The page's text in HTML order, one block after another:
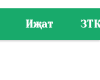
Иҗат ЗТК